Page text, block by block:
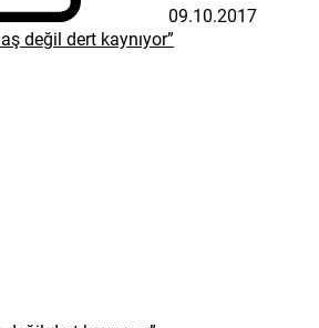
09.10.2017